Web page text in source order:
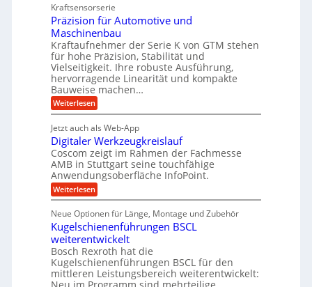
i
n
d
e
t
r
i
e
b
e
f
ü
r
r
a
e
U
m
g
e
n
d
A
u
f
t
r
a
g
s
e
i
n
g
a
n
g
l
o
s
e
,
w
e
n
i
g
e
r
S
t
e
l
e
n
h
n
s
t
a
n
g
e
n
g
e
t
r
i
e
b
e
f
ü
r
r
ä
z
i
s
e
u
Kraftsensorserie
Präzision für Automotive und
Maschinenbau
Kraftaufnehmer der Serie K von GTM stehen
für hohe Präzision, Stabilität und
Vielseitigkeit. Ihre robuste Ausführung,
hervorragende Linearität und kompakte
Bauweise machen…
Weiterlesen:
P
ä
z
i
s
i
o
n
f
r
A
u
t
o
m
o
Jetzt auch als Web-App
Digitaler Werkzeugkreislauf
Coscom zeigt im Rahmen der Fachmesse
AMB in Stuttgart seine touchfähige
Anwendungsoberfläche InfoPoint.
Weiterlesen:
D
g
i
t
a
l
e
r
Neue Optionen für Länge, Montage und Zubehör
Kugelschienenführungen BSCL
weiterentwickelt
Bosch Rexroth hat die
Kugelschienenführungen BSCL für den
mittleren Leistungsbereich weiterentwickelt: